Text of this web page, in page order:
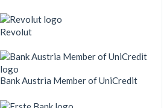
Revolut
Bank Austria Member of UniCredit